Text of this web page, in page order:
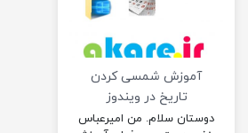
آموزش شمسی کردن
تاریخ در ویندوز
دوستان سلام. من امیرعباس